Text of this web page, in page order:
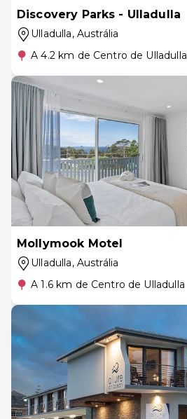
Discovery Parks - Ulladulla
Ulladulla, Austrália
A 4.2 km de Centro de Ulladulla
Mollymook Motel
Ulladulla, Austrália
A 1.6 km de Centro de Ulladulla